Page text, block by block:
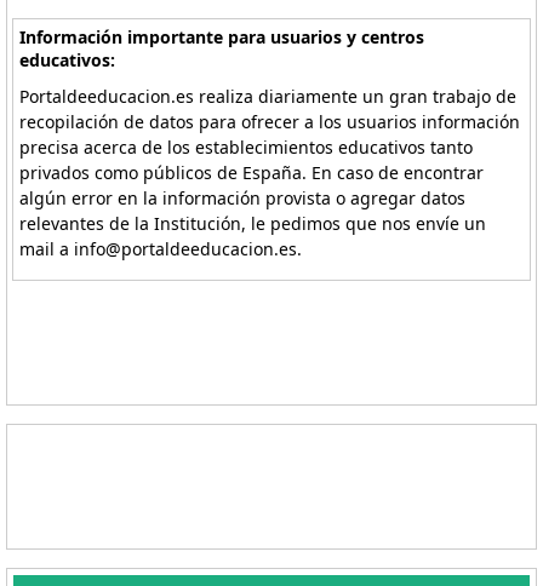
Información importante para usuarios y centros
educativos:
Portaldeeducacion.es realiza diariamente un gran trabajo de
recopilación de datos para ofrecer a los usuarios información
precisa acerca de los establecimientos educativos tanto
privados como públicos de España. En caso de encontrar
algún error en la información provista o agregar datos
relevantes de la Institución, le pedimos que nos envíe un
mail a info@portaldeeducacion.es.